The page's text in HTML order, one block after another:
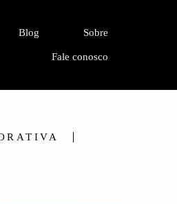
Blog Sobre
Fale conosco